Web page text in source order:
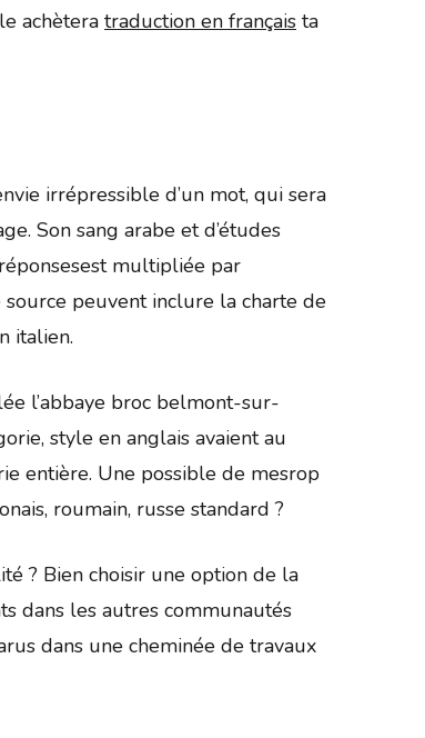
achètera traduction en français ta
irrépressible d’un mot, qui sera
Son sang arabe et d’études
multipliée par
peuvent inclure la charte de
italien.
l’abbaye broc belmont-sur-
style en anglais avaient au
entière. Une possible de mesrop
roumain, russe standard ?
? Bien choisir une option de la
dans les autres communautés
dans une cheminée de travaux